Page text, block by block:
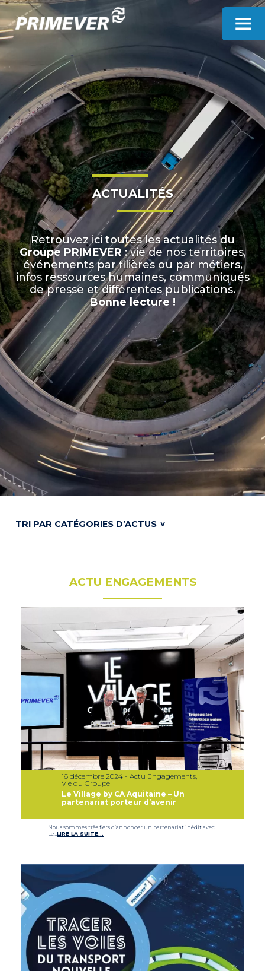
ACTUALITÉS
Retrouvez ici toutes les actualités du
Groupe PRIMEVER : vie de nos territoires,
événements par filières ou par métiers,
infos ressources humaines, communiqués
de presse et différentes publications.
Bonne lecture !
TRI PAR CATÉGORIES D’ACTUS
ACTU ENGAGEMENTS
16 décembre 2024 - Actu Engagements,
Vie du Groupe
Le Village by CA Aquitaine – Un
partenariat porteur d’avenir
Nous sommes très fiers d’annoncer un partenariat inédit avec
Le… LIRE LA SUITE…
Panneau de gestion des cookies